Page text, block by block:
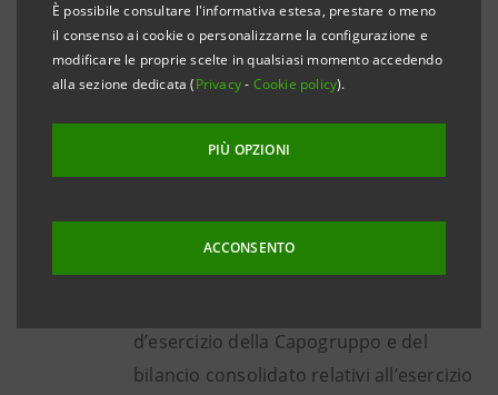
È possibile consultare l'informativa estesa, prestare o meno
il consenso ai cookie o personalizzarne la configurazione e
modificare le proprie scelte in qualsiasi momento accedendo
alla sezione dedicata (Privacy- Cookie policy).
PIÙ OPZIONI
ACCONSENTO
l’esercizio 2021 aggiornato, che recepirà
tempestivamente gli ulteriori aggiornamenti.
approvazione dei risultati consolidati
relativi all’esercizio 2020 e proposta di
23 marzo
Consiglio di Amministrazione:
d’esercizio della Capogruppo e del
bilancio consolidato relativi all’esercizio